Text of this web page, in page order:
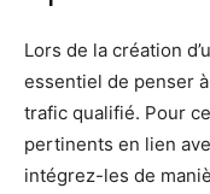
Lors de la création
essentiel de penser
trafic qualifié. Pour
pertinents en lien
intégrez-les de